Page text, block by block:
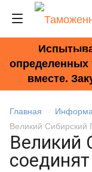
определенных
вместе.
Главная
Великий Сибирский
Великий